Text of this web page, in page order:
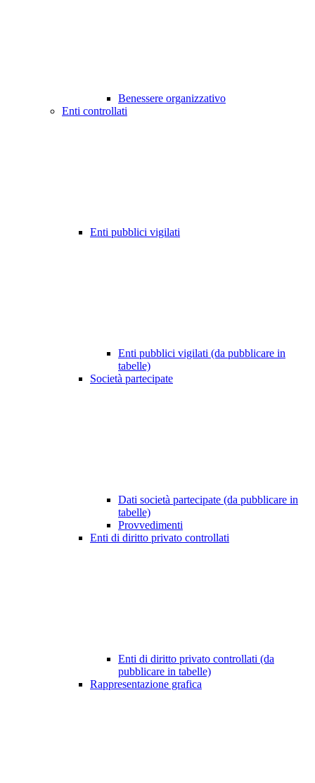
Benessere organizzativo
Enti controllati
Enti pubblici vigilati
Enti pubblici vigilati (da pubblicare in
tabelle)
Società partecipate
Dati società partecipate (da pubblicare in
tabelle)
Provvedimenti
Enti di diritto privato controllati
Enti di diritto privato controllati (da
pubblicare in tabelle)
Rappresentazione grafica